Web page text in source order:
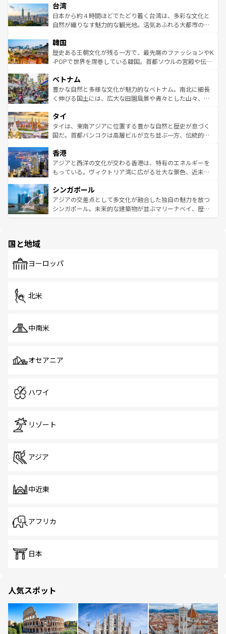
ならではの贅沢な旅のスタイルだ。 なお、新着のアメリカ
情報はコンテンツ一覧を参照してほしい。
れるおもてなしの心で訪れる人々を迎えてくれるハワイの
人々、おいしいローカルフードやハワイアンミュージッ
ク、伝統的なフラダンスなど、すべてがハワイの魅力を彩
ワイを、存分に味わってほしい。 なお、新着のハワイ情報
はコンテンツ一覧を参照してほしい。
リアリーフや大陸中央部にそびえるウルル（エアーズロッ
ク）、タスマニアの美しい原生林やケアンズの熱帯雨林な
ど、見どころがたくさん。また、カフェやワイン、オージ
いる。アクティビティも充実しており、サーフィンやダイ
ビング、ハイキングなど、アウトドア好きにはたまらな
い。オーストラリアの多彩な魅力を存分に味わいつくそ
参照してほしい。
台湾
日本から約４時間ほどでたどり着く台湾は、多彩な文化と
自然が織りなす魅力的な観光地。活気あふれる大都市の台
ン）、静ひつな山岳地帯である台湾東部など、都市の喧騒
と山間の静けさが共存しており、訪れる人に新しい発見と
驚きをもたらしてくれる。また、奥深い台湾の食文化も魅
容にもいいと評判のスイーツなど、バラエティ豊かな料理
が味わえる。 なお、新着の台湾情報は コンテンツ一覧を参
照してほしい。
韓国
歴史ある王朝文化が残る一方で、最先端のファッションやK
-POPで世界を席巻している韓国。首都ソウルの宮殿や伝統
き、地方に足を延ばせば四季折々の自然美を楽しむことが
できる。そして、キムチや焼肉、絶品のストリートフード
まで、さまざまな韓国料理が待っている。夜には、韓国な
リティに包まれながら、韓国の多彩な魅力を心ゆくまで味
わってみてほしい。 なお、新着の韓国情報はコンテンツ一
覧を参照してほしい。
ベトナム
豊かな自然と多様な文化が魅力的なベトナム。南北に細長
く伸びる国土には、広大な田園風景や青々とした山々、世
急速な発展と共に伝統が息づく。ハノイの古い町並みやホ
ーチミン市のフランス統治時代の建物も、独特の雰囲気を
醸し出している。また、バラエティの豊かさとおいしさで
とつ。フォーやバインミー、ベトナムコーヒーなどは、ぜ
ひ現地で味わいたい。どの地域を訪れてもあたたかい人々
が旅行者を迎えてくれるので、きっと忘れられない旅にな
参照してほしい。
タイ
タイは、東南アジアに位置する豊かな自然と歴史が息づく
国だ。首都バンコクは高層ビルが立ち並ぶ一方、伝統的な
の活気が交差している。北部ではチェンマイなどの山岳地
帯で自然と触れ合い、南部ではプーケットやクラビの美し
いビーチでリゾート気分を楽しむことができる。タイ料理
激する。気候は一年中温暖で、どの季節にも異なる楽しみ
が待っている。親しみやすいタイの人々、仏教を中心とし
た文化、そして多様な観光資源が、訪れる旅人を魅了し続
香港
アジアと西洋の文化が交わる香港は、特有のエネルギーを
もっている。ヴィクトリア湾に広がる壮大な景色、近未来
み、どこを訪れても感動するはず。観光スポットが密集し
ており、効率よく見どころを回れるのも魅力。息をのむよ
うな絶景から文化的な体験まで、香港を存分に楽しみ尽く
シンガポール
アジアの交差点として多文化が融合した独自の魅力を放つ
シンガポール。未来的な建築物が並ぶマリーナベイ、歴史
で、ホーカーズは地元の風情を楽しめる外せないスポット
国と地域
ヨーロッパ
北米
中南米
オセアニア
ハワイ
リゾート
アジア
中近東
アフリカ
日本
人気スポット